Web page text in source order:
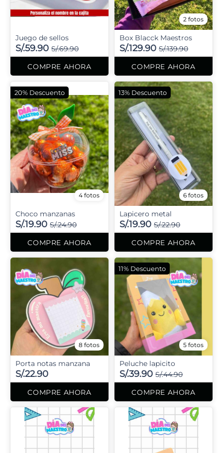
Juego de sellos
S/.59.90 S/.69.90
COMPRE AHORA
2 fotos
Box Blacck Maestros
S/.129.90 S/.139.90
COMPRE AHORA
4 fotos
Choco manzanas
S/.19.90 S/.24.90
COMPRE AHORA
20% Descuento
6 fotos
Lapicero metal
S/.19.90 S/.22.90
COMPRE AHORA
13% Descuento
8 fotos
Porta notas manzana
S/.22.90
COMPRE AHORA
5 fotos
Peluche lapicito
S/.39.90 S/.44.90
COMPRE AHORA
11% Descuento